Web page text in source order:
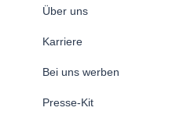
Über uns
Karriere
Bei uns werben
Presse-Kit